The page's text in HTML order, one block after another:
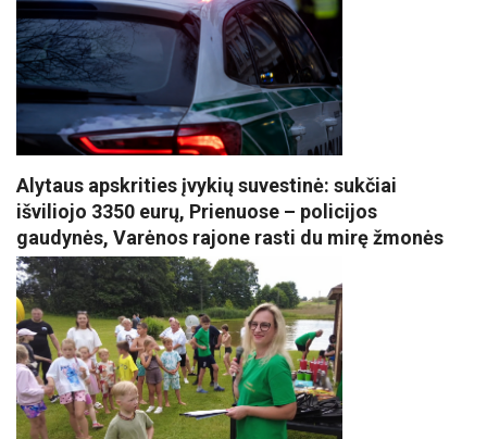
Alytaus apskrities įvykių suvestinė: sukčiai
išviliojo 3350 eurų, Prienuose – policijos
gaudynės, Varėnos rajone rasti du mirę žmonės